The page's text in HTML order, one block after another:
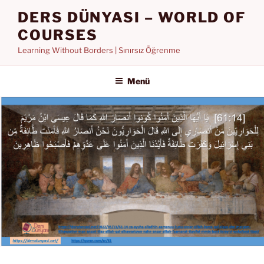
DERS DÜNYASI – WORLD OF
COURSES
Learning Without Borders | Sınırsız Öğrenme
Menü